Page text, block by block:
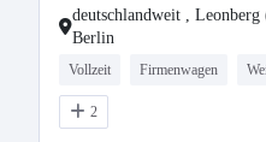
deutschlandweit ,
Berlin
Vollzeit Firmenwagen
2